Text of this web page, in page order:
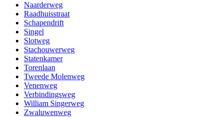
Naarderweg
Raadhuisstraat
Schapendrift
Singel
Slotweg
Stachouwerweg
Statenkamer
Torenlaan
Tweede Molenweg
Venenweg
Verbindingsweg
William Singerweg
Zwaluwenweg